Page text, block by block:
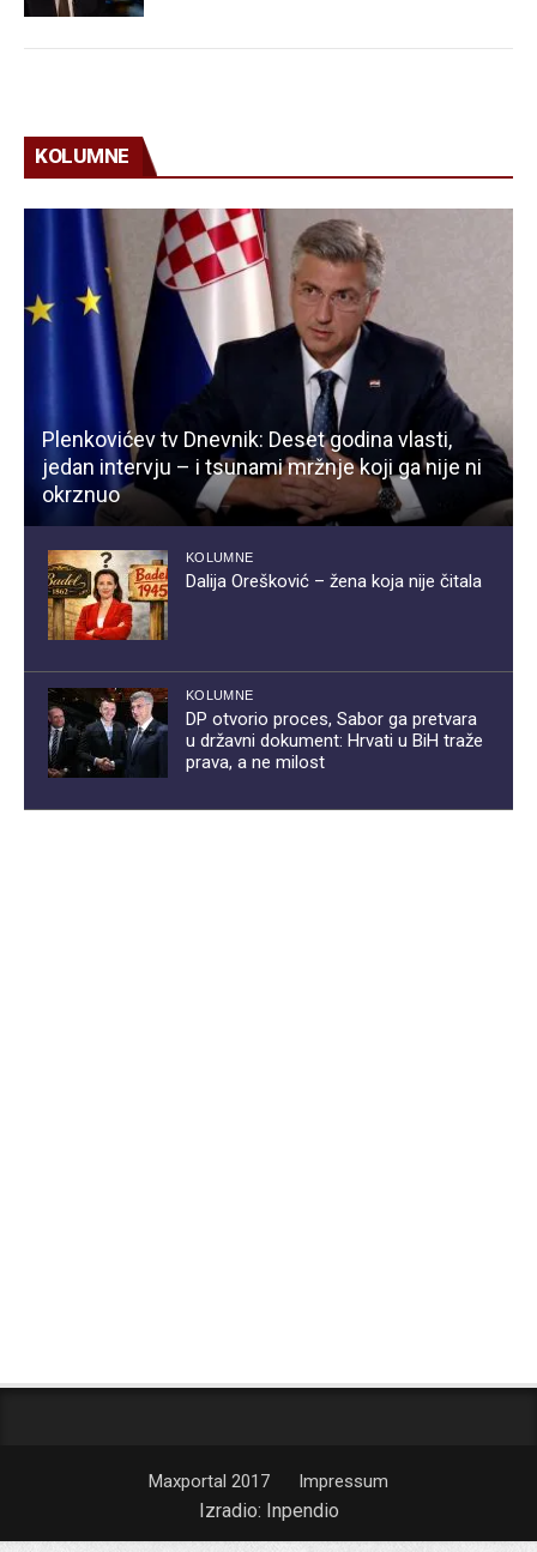
KOLUMNE
Plenkovićev tv Dnevnik: Deset godina vlasti,
jedan intervju – i tsunami mržnje koji ga nije ni
okrznuo
KOLUMNE
Dalija Orešković – žena koja nije čitala
KOLUMNE
DP otvorio proces, Sabor ga pretvara
u državni dokument: Hrvati u BiH traže
prava, a ne milost
Maxportal 2017 Impressum
Izradio: Inpendio